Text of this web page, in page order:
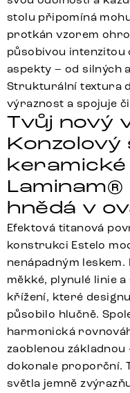
stolu připomíná
protkán vzorem
působivou
aspekty – od silných
Strukturální textura
výraznost a spojuje
Tvůj nový
Konzolový
hnědá v
Efektová titanová
konstrukci Estelo
nenápadným
měkké, plynulé linie
křížení, které
působilo hlučně.
harmonická
zaoblenou základnou
dokonale proporční.
světla jemně